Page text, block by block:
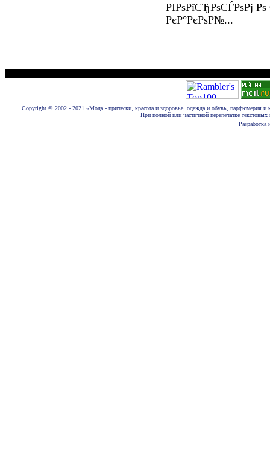
РІРѕРїСЂРѕСЃРѕРј Рѕ
РєР°РєРѕР№...
Copyright © 2002 - 2021 «Мода - прически, красота и здоровье, одежда и обувь, парфюмерия и
При полной или частичной перепечатке
Разработка